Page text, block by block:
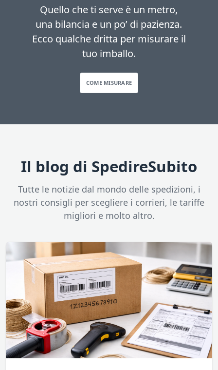
Quello che ti serve è un metro,
una bilancia e un po’ di pazienza.
Ecco qualche dritta per misurare il
tuo imballo.
COME MISURARE
Il blog di SpedireSubito
Tutte le notizie dal mondo delle spedizioni, i
nostri consigli per scegliere i corrieri, le tariffe
migliori e molto altro.